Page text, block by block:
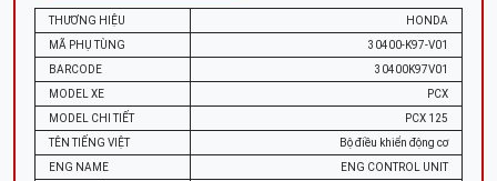
THƯƠNG HIỆU
HONDA
MÃ PHỤ TÙNG
30400-K97-V01
BARCODE
30400K97V01
MODEL XE
PCX
MODEL CHI TIẾT
PCX 125
TÊN TIẾNG VIỆT
Bộ điều khiển động cơ
ENG NAME
ENG CONTROL UNIT